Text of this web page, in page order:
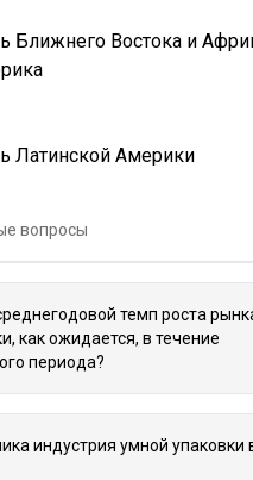
Ближнего Востока и
Латинской Америки
вопросы
темп роста
как ожидается, в течение
периода?
индустрия умной упаковки